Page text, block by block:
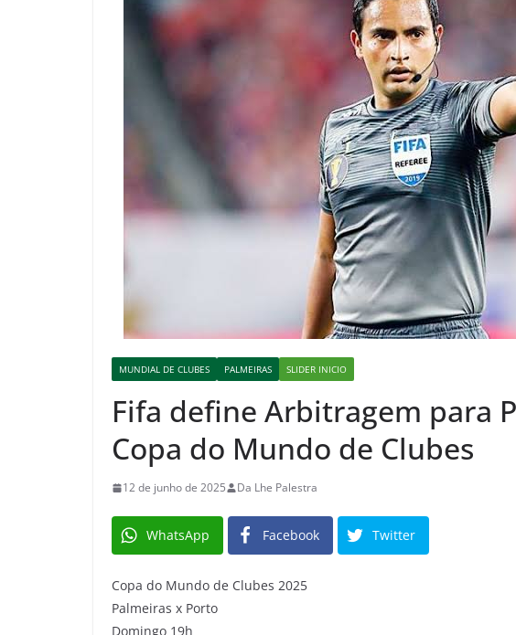
MUNDIAL DE CLUBES PALMEIRAS SLIDER INICIO
Fifa define Arbitragem para
Copa do Mundo de Clubes
12 de junho de 2025 Da Lhe Palestra
WhatsApp Facebook Twitter
Copa do Mundo de Clubes 2025
Palmeiras x Porto
Domingo 19h